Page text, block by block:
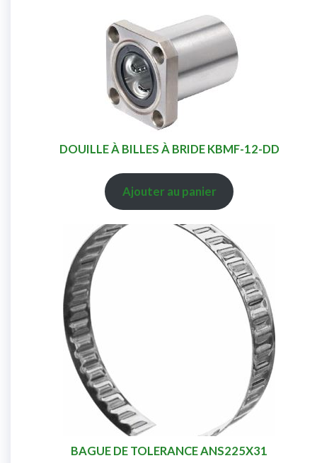
DOUILLE À BILLES À BRIDE KBMF-12-DD
Ajouter au panier
BAGUE DE TOLERANCE ANS225X31